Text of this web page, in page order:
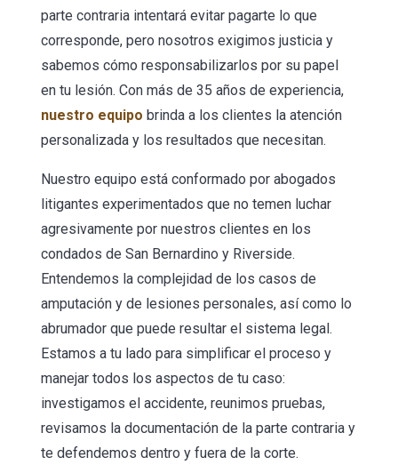
parte contraria intentará evitar pagarte lo que
corresponde, pero nosotros exigimos justicia y
sabemos cómo responsabilizarlos por su papel
en tu lesión. Con más de 35 años de experiencia,
nuestro equipo brinda a los clientes la atención
personalizada y los resultados que necesitan.
Nuestro equipo está conformado por abogados
litigantes experimentados que no temen luchar
agresivamente por nuestros clientes en los
condados de San Bernardino y Riverside.
Entendemos la complejidad de los casos de
amputación y de lesiones personales, así como lo
abrumador que puede resultar el sistema legal.
Estamos a tu lado para simplificar el proceso y
manejar todos los aspectos de tu caso:
investigamos el accidente, reunimos pruebas,
revisamos la documentación de la parte contraria y
te defendemos dentro y fuera de la corte.